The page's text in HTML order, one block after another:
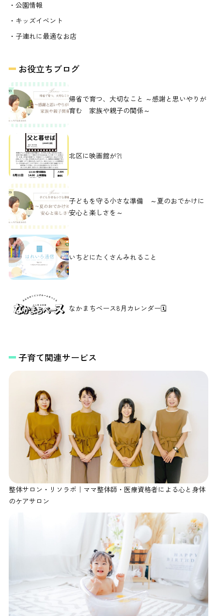
・公園情報
・キッズイベント
・子連れに最適なお店
お役立ちブログ
帰省で育つ、大切なこと ～感謝と思いやりが
育む 家族や親子の関係～
北区に映画館が?!
子どもを守る小さな準備 ～夏のおでかけに
安心と楽しさを～
いちどにたくさんみれること
なかまちベース8月カレンダー🗓️
子育て関連サービス
整体サロン・リソラボ｜ママ整体師・医療資格者による心と身体
のケアサロン